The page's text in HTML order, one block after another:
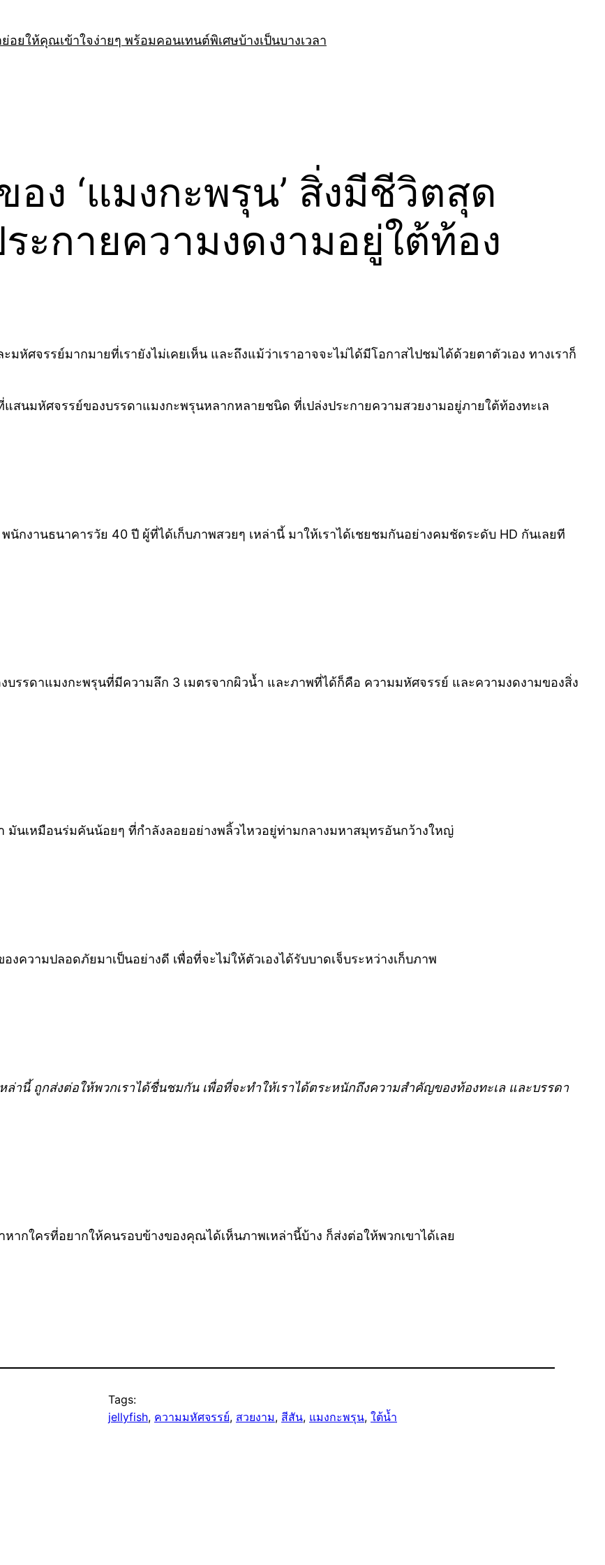
ยให้คุณเข้าใจง่ายๆ พร้อมคอนเทนต์พิเศษบ้างเป็นบางเวลา
ง ‘แมงกะพรุน’ สิ่งมีชีวิตสุด
ะกายความงดงามอยู่ใต้ท้อง
หัศจรรย์มากมายที่เรายังไม่เคยเห็น และถึงแม้ว่าเราอาจจะไม่ได้มีโอกาสไปชมได้ด้วยตาตัวเอง ทางเราก็
สนมหัศจรรย์ของบรรดาแมงกะพรุนหลากหลายชนิด ที่เปล่งประกายความสวยงามอยู่ภายใต้ท้องทะเล
พนักงานธนาคารวัย 40 ปี ผู้ที่ได้เก็บภาพสวยๆ เหล่านี้ มาให้เราได้เชยชมกันอย่างคมชัดระดับ HD กันเลยที
บรรดาแมงกะพรุนที่มีความลึก 3 เมตรจากผิวน้ำ และภาพที่ได้ก็คือ ความมหัศจรรย์ และความงดงามของสิ่ง
มันเหมือนร่มคันน้อยๆ ที่กำลังลอยอย่างพลิ้วไหวอยู่ท่ามกลางมหาสมุทรอันกว้างใหญ่
ความปลอดภัยมาเป็นอย่างดี เพื่อที่จะไม่ให้ตัวเองได้รับบาดเจ็บระหว่างเก็บภาพ
ล่านี้ ถูกส่งต่อให้พวกเราได้ชื่นชมกัน เพื่อที่จะทำให้เราได้ตระหนักถึงความสำคัญของท้องทะเล และบรรดา
ากใครที่อยากให้คนรอบข้างของคุณได้เห็นภาพเหล่านี้บ้าง ก็ส่งต่อให้พวกเขาได้เลย
Tags:
jellyfish, ความมหัศจรรย์, สวยงาม, สีสัน, แมงกะพรุน, ใต้น้ำ